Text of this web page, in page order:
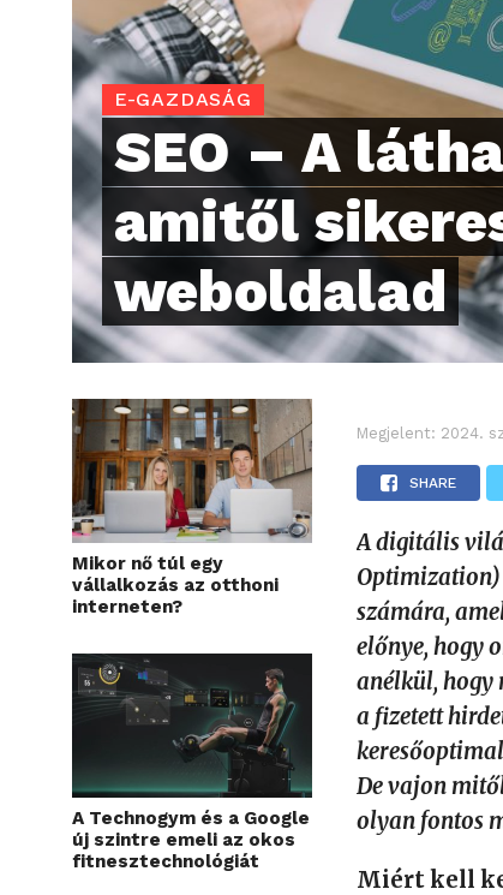
E-GAZDASÁG
SEO – A
amitől
weboldalad
Mikor nő túl egy
vállalkozás az otthoni
interneten?
A Technogym és a Google
új szintre emeli az okos
fitnesztechnológiát
Megjelent: 2024.
SHARE
A digitális
Optimization)
számára,
előnye, hogy
anélkül, hogy
a fizetett
De vajon
olyan fontos
Miért kell